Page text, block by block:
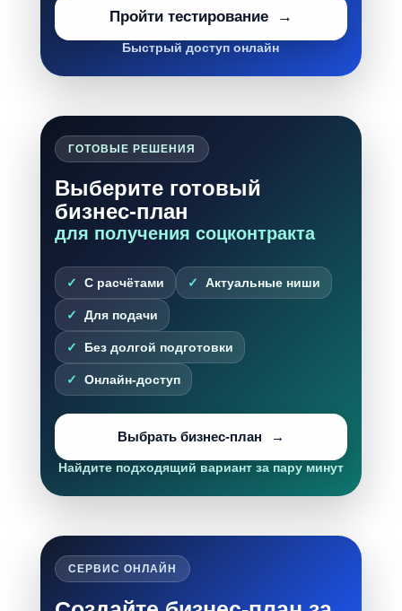
Пройти тестирование
Быстрый доступ онлайн
ГОТОВЫЕ РЕШЕНИЯ
Выберите готовый
бизнес-план
для получения соцконтракта
С расчётами Актуальные ниши
Для подачи
Без долгой подготовки
Онлайн-доступ
Выбрать бизнес-план
Найдите подходящий вариант за пару минут
СЕРВИС ОНЛАЙН